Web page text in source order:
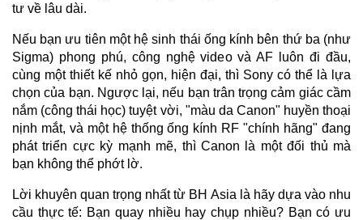
tư về lâu dài.
Nếu bạn ưu tiên một hệ sinh thái ống kính bên thứ ba (như
Sigma) phong phú, công nghệ video và AF luôn đi đầu,
cùng một thiết kế nhỏ gọn, hiện đại, thì Sony có thể là lựa
chọn của bạn. Ngược lại, nếu bạn trân trọng cảm giác cầm
nắm (công thái học) tuyệt vời, "màu da Canon" huyền thoại
nịnh mắt, và một hệ thống ống kính RF "chính hãng" đang
phát triển cực kỳ mạnh mẽ, thì Canon là một đối thủ mà
bạn không thể phớt lờ.
Lời khuyên quan trọng nhất từ BH Asia là hãy dựa vào nhu
cầu thực tế: Bạn quay nhiều hay chụp nhiều? Bạn có ưu